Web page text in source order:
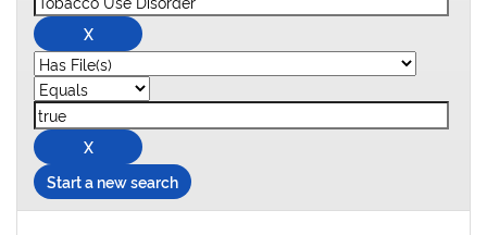
Start a new search